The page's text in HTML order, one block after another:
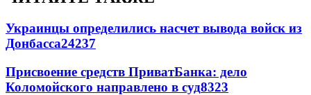
Украинцы определились насчет вывода войск из
Донбасса24237
Присвоение средств ПриватБанка: дело
Коломойского направлено в суд8323